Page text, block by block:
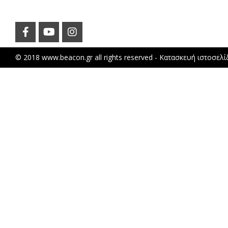
© 2018 www.beacon.gr all rights reserved - Κατασκευή